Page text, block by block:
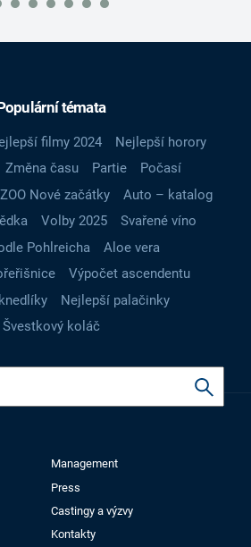
témata
filmy 2024
Nejlepší horory
Změna času Partie
Počasí
ZOO Nové začátky
Auto – katalog
Volby 2025
Svařené víno
Pohlreicha
Aloe vera
Výpočet ascendentu
Nejlepší palačinky
Švestkový koláč
Management
Press
Castingy a výzvy
Kontakty